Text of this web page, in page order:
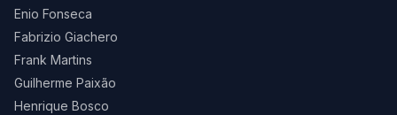
Enio Fonseca
Fabrizio Giachero
Frank Martins
Guilherme Paixão
Henrique Bosco